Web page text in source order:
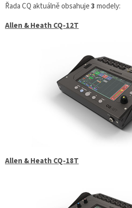
Řada CQ aktuálně obsahuje3modely:
Allen & Heath CQ-12T
Allen & Heath CQ-18T